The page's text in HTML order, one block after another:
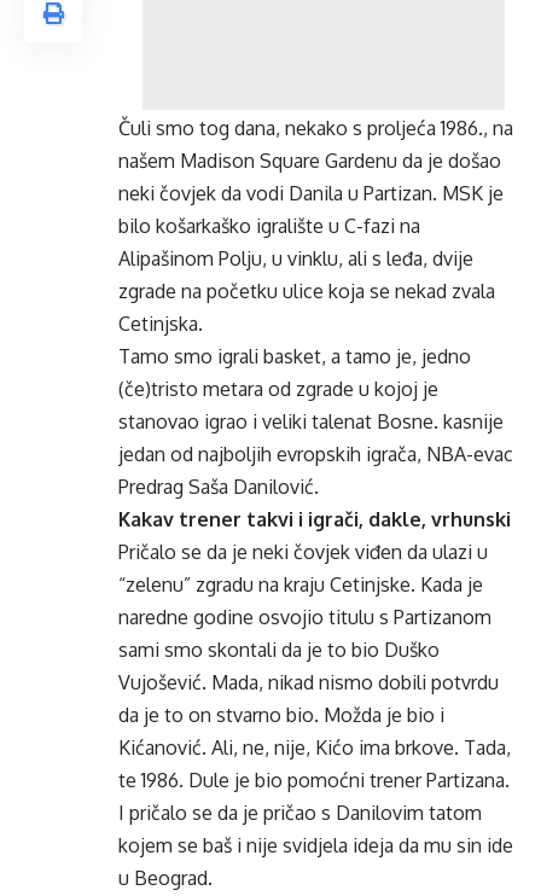
Čuli smo tog dana, nekako s proljeća 1986., na
našem Madison Square Gardenu da je došao
neki čovjek da vodi Danila u Partizan. MSK je
bilo košarkaško igralište u C-fazi na
Alipašinom Polju, u vinklu, ali s leđa, dvije
zgrade na početku ulice koja se nekad zvala
Cetinjska.
Tamo smo igrali basket, a tamo je, jedno
(če)tristo metara od zgrade u kojoj je
stanovao igrao i veliki talenat Bosne. kasnije
jedan od najboljih evropskih igrača, NBA-evac
Predrag Saša Danilović.
Kakav trener takvi i igrači, dakle, vrhunski
Pričalo se da je neki čovjek viđen da ulazi u
“zelenu” zgradu na kraju Cetinjske. Kada je
naredne godine osvojio titulu s Partizanom
sami smo skontali da je to bio Duško
Vujošević. Mada, nikad nismo dobili potvrdu
da je to on stvarno bio. Možda je bio i
Kićanović. Ali, ne, nije, Kićo ima brkove. Tada,
te 1986. Dule je bio pomoćni trener Partizana.
I pričalo se da je pričao s Danilovim tatom
kojem se baš i nije svidjela ideja da mu sin ide
u Beograd.